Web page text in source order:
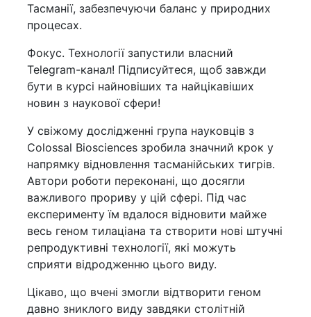
Тасманії, забезпечуючи баланс у природних
процесах.
Фокус. Технології запустили власний
Telegram-канал! Підписуйтеся, щоб завжди
бути в курсі найновіших та найцікавіших
новин з наукової сфери!
У свіжому дослідженні група науковців з
Colossal Biosciences зробила значний крок у
напрямку відновлення тасманійських тигрів.
Автори роботи переконані, що досягли
важливого прориву у цій сфері. Під час
експерименту їм вдалося відновити майже
весь геном тилаціана та створити нові штучні
репродуктивні технології, які можуть
сприяти відродженню цього виду.
Цікаво, що вчені змогли відтворити геном
давно зниклого виду завдяки столітній